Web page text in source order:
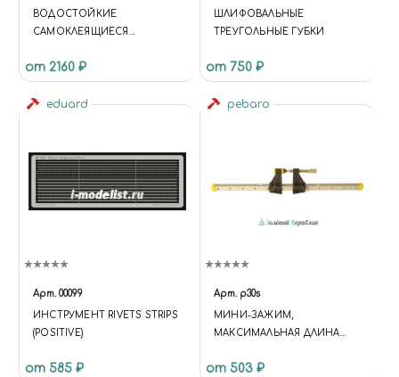
ВОДОСТОЙКИЕ
САМОКЛЕЯЩИЕСЯ
TG250/Е, K320, ДИАМЕТР 250
ММ, 5 ШТ
от 2160 ₽
ШЛИФОВАЛЬНЫЕ
ТРЕУГОЛЬНЫЕ ГУБКИ
от 750 ₽
eduard
Арт. 00099
ИНСТРУМЕНТ RIVETS STRIPS
(POSITIVE)
от 585 ₽
pebaro
Арт. p30s
МИНИ-ЗАЖИМ,
МАКСИМАЛЬНАЯ ДЛИНА
ММ
от 503 ₽